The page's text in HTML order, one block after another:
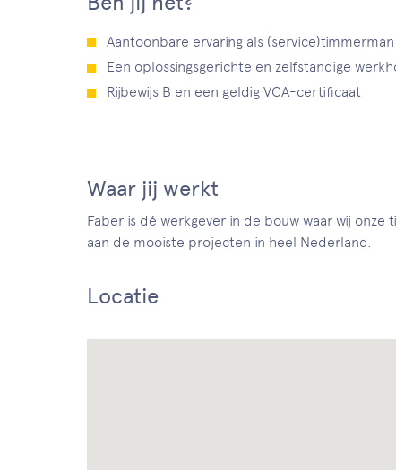
Aantoonbare ervaring als
Een oplossingsgerichte en zelfstandige
Rijbewijs B en een geldig VCA-certificaat
Waar jij werkt
Faber is dé werkgever in de bouw waar wij
aan de mooiste projecten in heel Nederland.
Locatie